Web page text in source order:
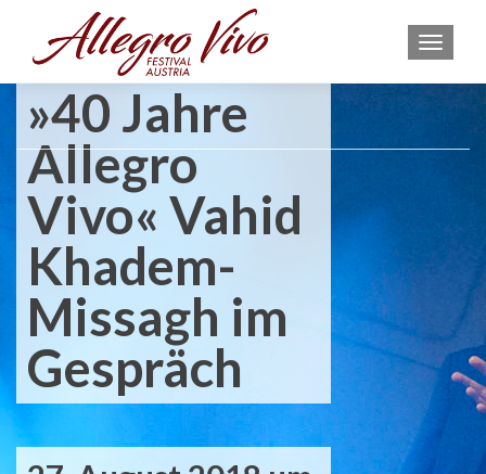
»40 Jahre
Allegro
Vivo« Vahid
Khadem-
Missagh im
Gespräch